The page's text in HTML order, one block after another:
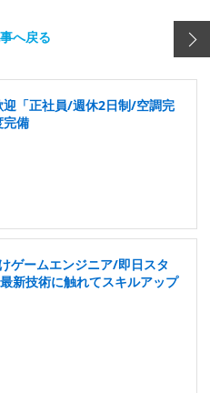
へ戻る
「正社員/週休2日制/空調完
完備
ゲームエンジニア/即日スタ
新技術に触れてスキルアップ